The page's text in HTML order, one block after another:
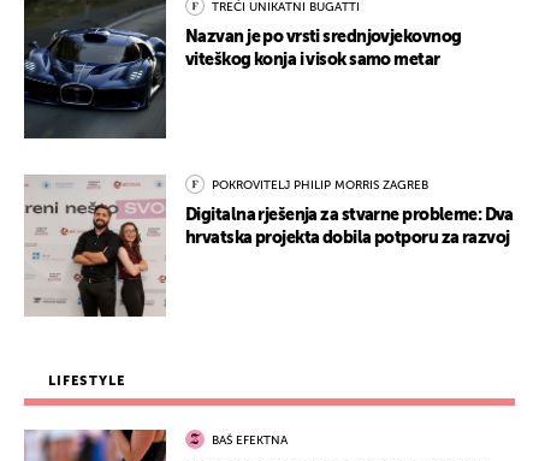
TREĆI UNIKATNI BUGATTI
Nazvan je po vrsti srednjovjekovnog
viteškog konja i visok samo metar
POKROVITELJ PHILIP MORRIS ZAGREB
Digitalna rješenja za stvarne probleme: Dva
hrvatska projekta dobila potporu za razvoj
LIFESTYLE
BAŠ EFEKTNA